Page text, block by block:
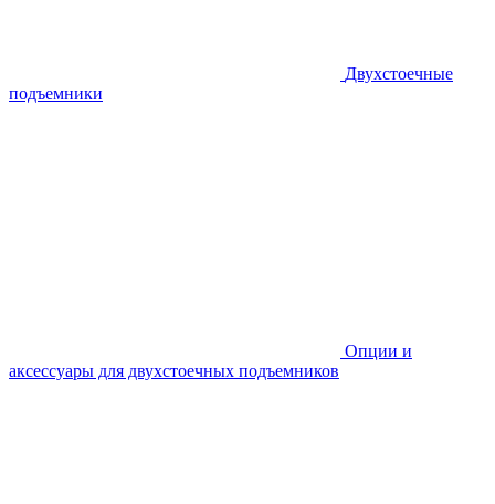
Двухстоечные
подъемники
Опции и
аксессуары для двухстоечных подъемников